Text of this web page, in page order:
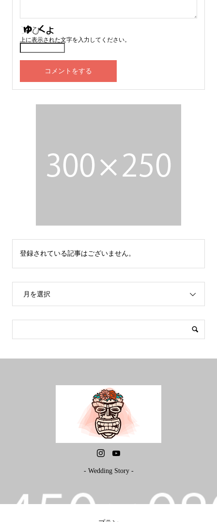
上に表示された文字を入力してください。
登録されている記事はございません。
月を選択
- Wedding Story -